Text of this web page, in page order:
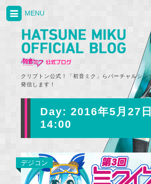
クリプトン公式！「初音ミク」らバーチャルシン
発信します！
MENU
Day: 2016年5月27日
14:00
デジコン